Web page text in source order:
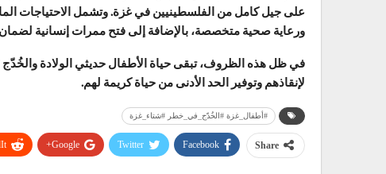
على جيل كامل من الفلسطينيين في غزة. وتشمل الاحتياجات
ورعاية صحية متخصصة، بالإضافة إلى فتح ممرات إنسانية
في ظل هذه الظروف، تبقى حياة الأطفال حديثي الولادة
لإنقاذهم وتوفير الحد الأدنى من حياة كريمة لهم.
#أطفال_غزة #الخُدّج_في_خطر #شتاء_غزة
Share
Facebook
Twitter
Google+